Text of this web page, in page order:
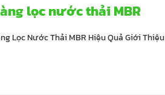
lọc nước thải MBR
Lọc Nước Thải MBR Hiệu Quả Giới Thiệu